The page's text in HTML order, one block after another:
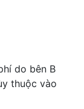
do bên B
thuộc vào